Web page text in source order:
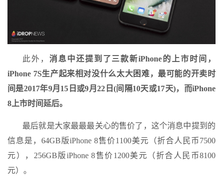
此外， 消息中还提到了三款新iPhone的上市时间，
iPhone 7S生产起来相对没什么太大困难，最可能的开卖时
间是2017年9月15日或9月22日(间隔10天或17天)，而iPhone
8上市时间延后。
最后就是大家最最最关心的售价了，这个消息中提到的
信息是，64GB版iPhone 8售价1100美元（折合人民币7500
元），256GB版iPhone 8售价1200美元（折合人民币8100
元）。